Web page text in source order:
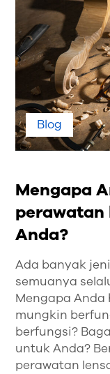
Blog
Mengapa
Anda?
Ada banyak
semuanya
Mengapa
mungkin
berfungsi?
untuk Anda?
perawatan